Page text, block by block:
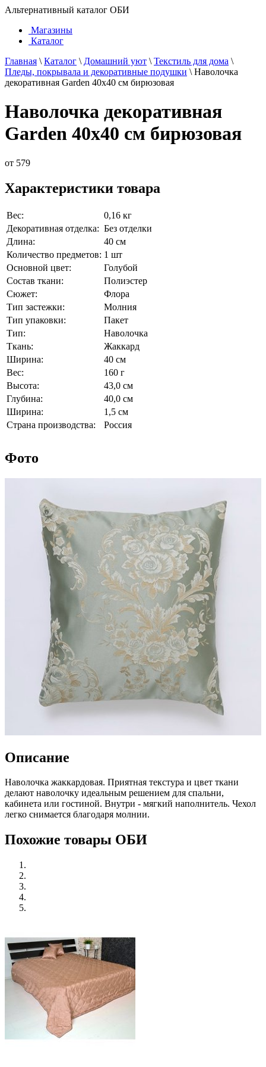
Альтернативный каталог ОБИ
Магазины
Каталог
Главная \ Каталог \ Домашний уют \ Текстиль для дома \
Пледы, покрывала и декоративные подушки \ Наволочка
декоративная Garden 40х40 см бирюзовая
Наволочка декоративная
Garden 40х40 см бирюзовая
от 579
Характеристики товара
Вес:
0,16 кг
Декоративная отделка: Без отделки
Длина:
40 см
Количество предметов: 1 шт
Основной цвет:
Голубой
Состав ткани:
Полиэстер
Сюжет:
Флора
Тип застежки:
Молния
Тип упаковки:
Пакет
Тип:
Наволочка
Ткань:
Жаккард
Ширина:
40 см
Вес:
160 г
Высота:
43,0 см
Глубина:
40,0 см
Ширина:
1,5 см
Страна производства:
Россия
Фото
Описание
Наволочка жаккардовая. Приятная текстура и цвет ткани
делают наволочку идеальным решением для спальни,
кабинета или гостиной. Внутри - мягкий наполнитель. Чехол
легко снимается благодаря молнии.
Похожие товары ОБИ